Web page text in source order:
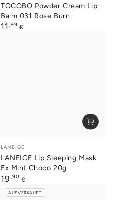
TOCOBO Powder Cream Lip
Balm 031 Rose Burn
Regulärer
11 ,99 €
Verkäufer/in:
LANEIGE
LANEIGE Lip Sleeping Mask
Ex Mint Choco 20g
Regulärer
19 ,90 €
AUSVERKAUFT